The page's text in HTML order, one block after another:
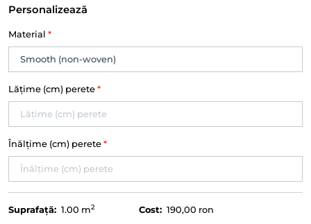
Personalizează
Material *
Lățime (cm) perete *
Înălțime (cm) perete *
Suprafață: 1.00 m2 Cost: 190,00 ron